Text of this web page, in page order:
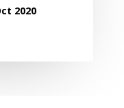
2020